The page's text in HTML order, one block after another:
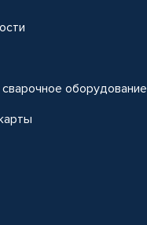
оборудование